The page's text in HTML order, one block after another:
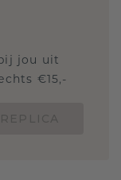
jou uit
€15,-